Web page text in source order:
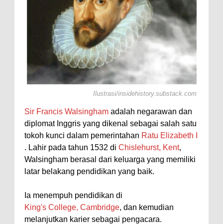
Ilustrasi/insidehistory.substack.com
Sir Francis Walsingham adalah negarawan dan
diplomat Inggris yang dikenal sebagai salah satu
tokoh kunci dalam pemerintahan Ratu Elizabeth I
. Lahir pada tahun 1532 di Chislehurst, Kent,
Walsingham berasal dari keluarga yang memiliki
latar belakang pendidikan yang baik.
Ia menempuh pendidikan di
King's College, Cambridge, dan kemudian
melanjutkan karier sebagai pengacara.